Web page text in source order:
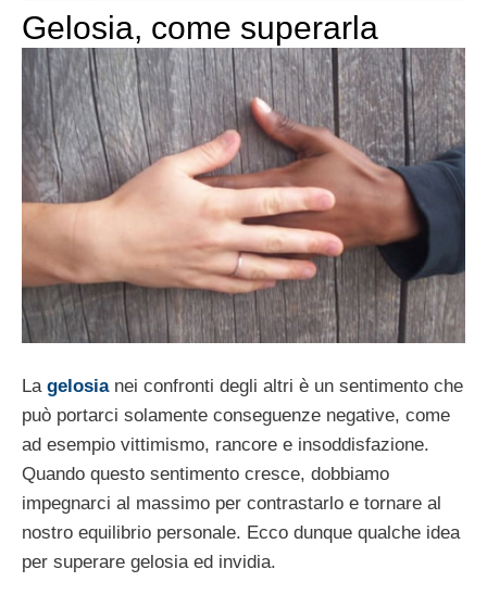
Gelosia, come superarla
La gelosianei confronti degli altri è un sentimento che
può portarci solamente conseguenze negative, come
ad esempio vittimismo, rancore e insoddisfazione.
Quando questo sentimento cresce, dobbiamo
impegnarci al massimo per contrastarlo e tornare al
nostro equilibrio personale. Ecco dunque qualche idea
per superare gelosia ed invidia.